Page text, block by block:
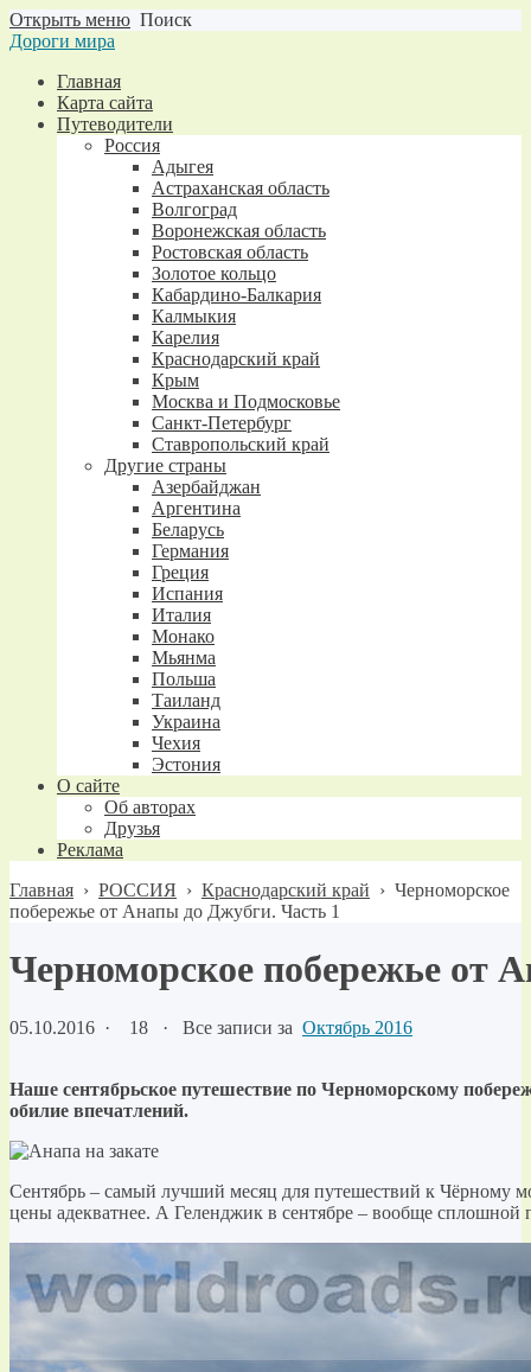
Открыть меню Поиск
Дороги мира
Главная
Карта сайта
Путеводители
Россия
Адыгея
Астраханская область
Волгоград
Воронежская область
Ростовская область
Золотое кольцо
Кабардино-Балкария
Калмыкия
Карелия
Краснодарский край
Крым
Москва и Подмосковье
Санкт-Петербург
Ставропольский край
Другие страны
Азербайджан
Аргентина
Беларусь
Германия
Греция
Испания
Италия
Монако
Мьянма
Польша
Таиланд
Украина
Чехия
Эстония
О сайте
Об авторах
Друзья
Реклама
Главная › РОССИЯ › Краснодарский край › Черноморское
побережье от Анапы до Джубги. Часть 1
Черноморское побережье от
05.10.2016 · 18 · Все записи за Октябрь 2016
Наше сентябрьское путешествие по Черноморскому
обилие впечатлений.
Сентябрь – самый лучший месяц для путешествий к
цены адекватнее. А Геленджик в сентябре – вообще сплошной